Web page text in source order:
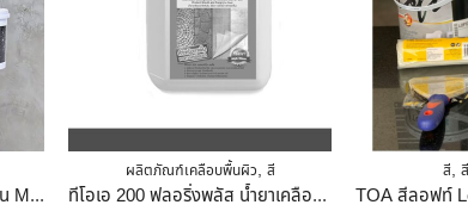
สีซีเมนต์สำเร็จรูปสูตรน้ำ iLoft รุ่น Mixed ขนาด 5 กก. สีดำ เบอร์ 2
ผลิตภัณฑ์เคลือบพื้นผิว, สี
ทีโอเอ 200 ฟลอริ่งพลัส น้ำยาเคลือบเงาใสกันซึม-สีใส/ขนาด กล. ( 5ลิตร) 5ลิตร
สี,